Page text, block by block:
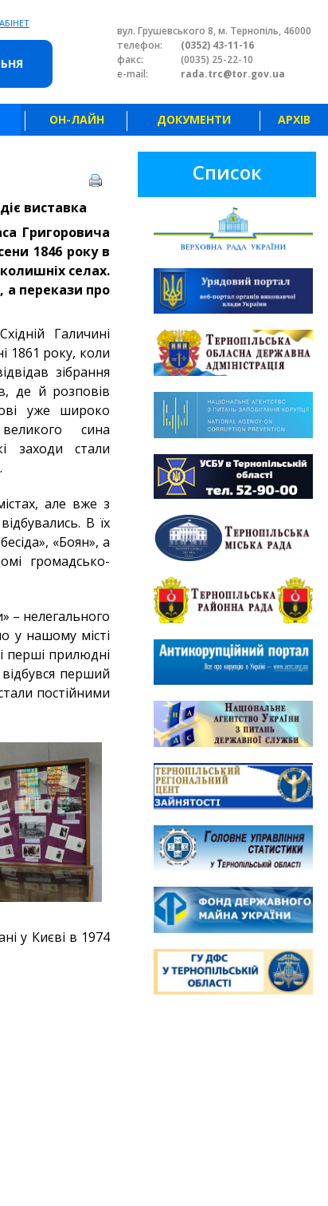
вул. Грушевського 8, м. Тернопіль, 46000
телефон:
(0352) 43-11-16
факс:
(0035) 25-22-10
e-mail:
rada.trc@tor.gov.ua
ОН-ЛАЙН ДОКУМЕНТИ АРХІВ
виставка
Григоровича
1846 року в
селах.
а перекази про
Галичині
1861 року, коли
зібрання
де й розповів
уже широко
сина
заходи стали
але вже з
В їх
«Боян», а
громадсько-
– нелегального
у нашому місті
перші прилюдні
перший
постійними
у Києві в 1974
Список